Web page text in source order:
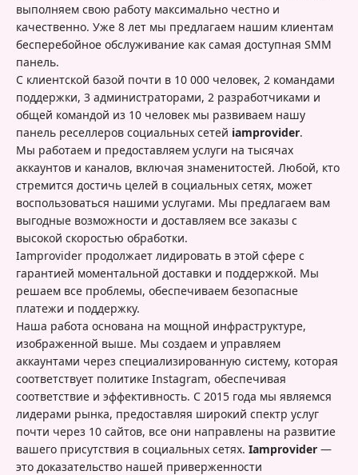
выполняем свою работу максимально честно и
качественно. Уже 8 лет мы предлагаем нашим клиентам
бесперебойное обслуживание как самая доступная SMM
панель.
С клиентской базой почти в 10 000 человек, 2 командами
поддержки, 3 администраторами, 2 разработчиками и
общей командой из 10 человек мы развиваем нашу
панель реселлеров социальных сетей iamprovider.
Мы работаем и предоставляем услуги на тысячах
аккаунтов и каналов, включая знаменитостей. Любой, кто
стремится достичь целей в социальных сетях, может
воспользоваться нашими услугами. Мы предлагаем вам
выгодные возможности и доставляем все заказы с
высокой скоростью обработки.
Iamprovider продолжает лидировать в этой сфере с
гарантией моментальной доставки и поддержкой. Мы
решаем все проблемы, обеспечиваем безопасные
платежи и поддержку.
Наша работа основана на мощной инфраструктуре,
изображенной выше. Мы создаем и управляем
аккаунтами через специализированную систему, которая
соответствует политике Instagram, обеспечивая
соответствие и эффективность. С 2015 года мы являемся
лидерами рынка, предоставляя широкий спектр услуг
почти через 10 сайтов, все они направлены на развитие
вашего присутствия в социальных сетях. Iamprovider —
это доказательство нашей приверженности